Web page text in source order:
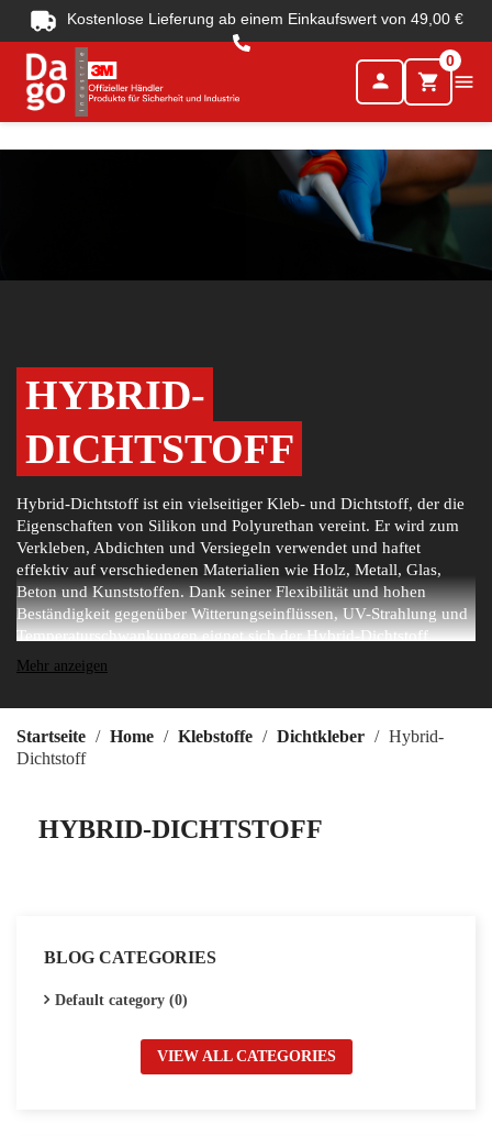
Kostenlose Lieferung ab einem Einkaufswert von 49,00 €
person shopping_cart
0

HYBRID-
DICHTSTOFF
Hybrid-Dichtstoff ist ein vielseitiger Kleb- und Dichtstoff, der die
Eigenschaften von Silikon und Polyurethan vereint. Er wird zum
Verkleben, Abdichten und Versiegeln verwendet und haftet
effektiv auf verschiedenen Materialien wie Holz, Metall, Glas,
Beton und Kunststoffen. Dank seiner Flexibilität und hohen
Beständigkeit gegenüber Witterungseinflüssen, UV-Strahlung und
Temperaturschwankungen eignet sich der Hybrid-Dichtstoff
besonders für Bau-, Automobil- und
Abdichtungsarbeiten macht.
Mehr anzeigen
Startseite Home Klebstoffe Dichtkleber
Hybrid-
Dichtstoff
HYBRID-DICHTSTOFF
BLOG CATEGORIES
Default category (0)
VIEW ALL CATEGORIES